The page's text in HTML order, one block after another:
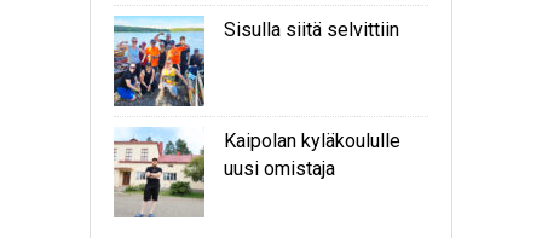
Sisulla siitä selvittiin
Kaipolan kyläkoululle
uusi omistaja